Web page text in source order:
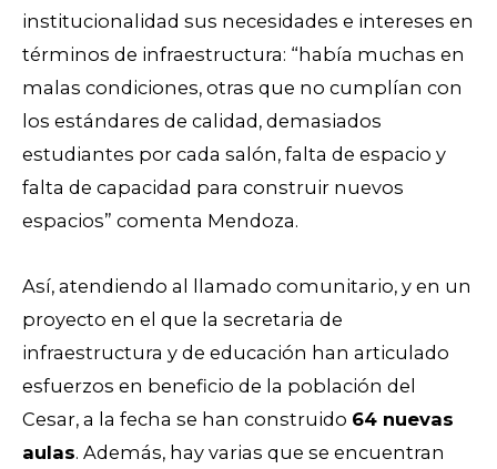
institucionalidad sus necesidades e intereses en
términos de infraestructura: “había muchas en
malas condiciones, otras que no cumplían con
los estándares de calidad, demasiados
estudiantes por cada salón, falta de espacio y
falta de capacidad para construir nuevos
espacios” comenta Mendoza.
Así, atendiendo al llamado comunitario, y en un
proyecto en el que la secretaria de
infraestructura y de educación han articulado
esfuerzos en beneficio de la población del
Cesar, a la fecha se han construido 64 nuevas
aulas. Además, hay varias que se encuentran